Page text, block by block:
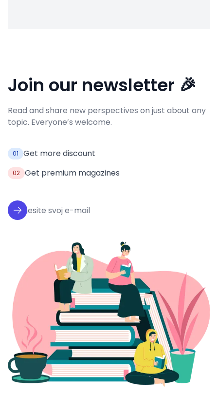
Join our newsletter 🎉
Read and share new perspectives on just about any
topic. Everyone’s welcome.
01 Get more discount
02 Get premium magazines